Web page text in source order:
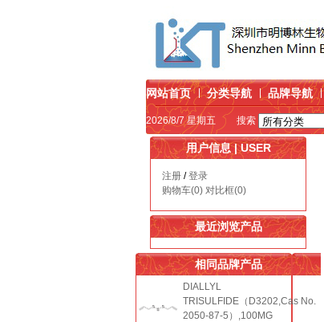
网站首页 分类导航 品牌导航
2026/8/7 星期五 搜索
用户信息 | USER
注册 /登录
购物车(0) 对比框(0)
最近浏览产品
相同品牌产品
DIALLYL
TRISULFIDE（D3202,Cas No.
2050-87-5）,100MG